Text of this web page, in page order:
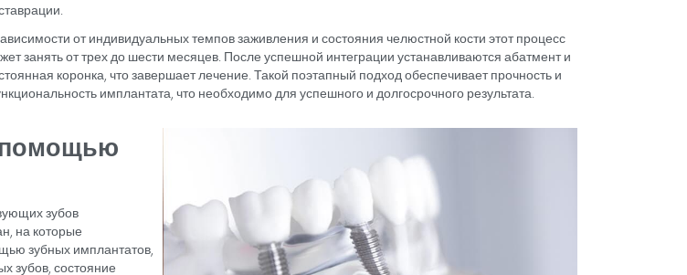
для окончательной зубной коронки или моста. Такой пошаговый подход
фиксацию и функциональность имплантата, что обеспечивает
улучшение функции полости рта.
имплантатов
с использованием передовых